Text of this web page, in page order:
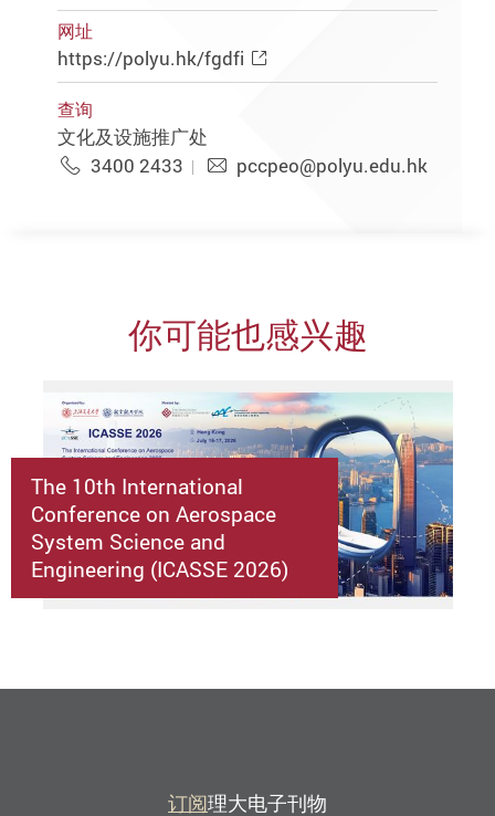
网址
https://polyu.hk/fgdfi
查询
文化及设施推广处
3400 2433
pccpeo@polyu.edu.hk
你可能也感兴趣
The 10th International
Conference on Aerospace
System Science and
Engineering (ICASSE 2026)
订阅理大电子刊物